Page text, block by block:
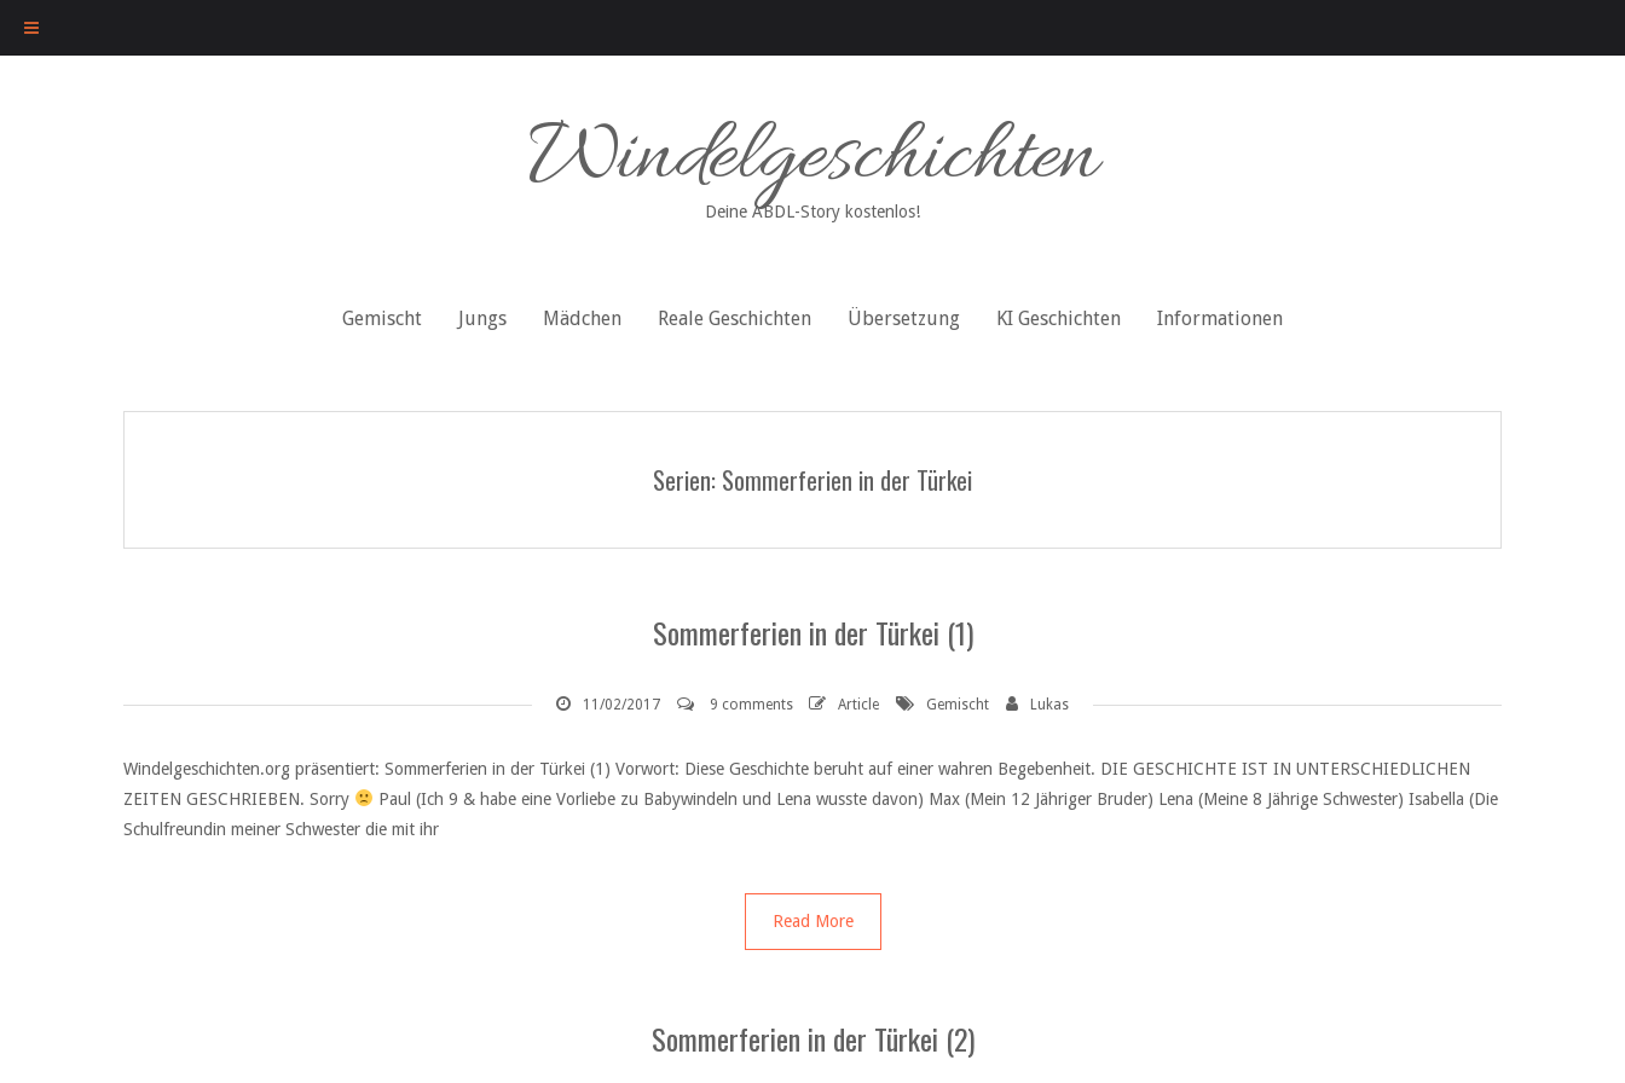
Windelgeschichten
Deine ABDL-Story kostenlos!
Gemischt Jungs Mädchen Reale Geschichten Übersetzung KI Geschichten Informationen
Serien: Sommerferien in der Türkei
Sommerferien in der Türkei (1)
11/02/2017 9 comments Article Gemischt Lukas
Windelgeschichten.org präsentiert: Sommerferien in der Türkei (1) Vorwort: Diese Geschichte beruht auf einer wahren Begebenheit. DIE GESCHICHTE IST IN UNTERSCHIEDLICHEN
ZEITEN GESCHRIEBEN. Sorry
Paul (Ich 9 & habe eine Vorliebe zu Babywindeln und Lena wusste davon) Max (Mein 12 Jähriger Bruder) Lena (Meine 8 Jährige Schwester) Isabella (Die
Schulfreundin meiner Schwester die mit ihr
Read More
Sommerferien in der Türkei (2)